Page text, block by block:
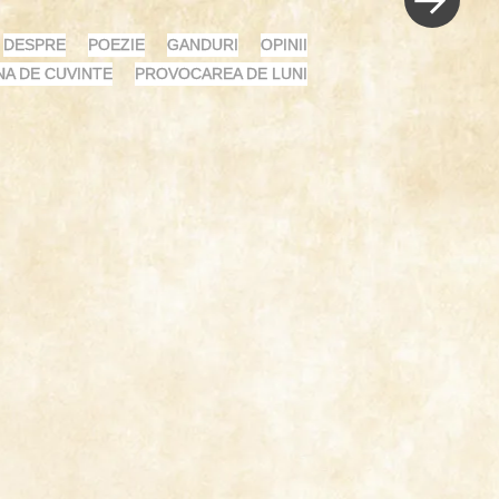
DESPRE POEZIE GANDURI
OPINII
DE CUVINTE
PROVOCAREA DE LUNI